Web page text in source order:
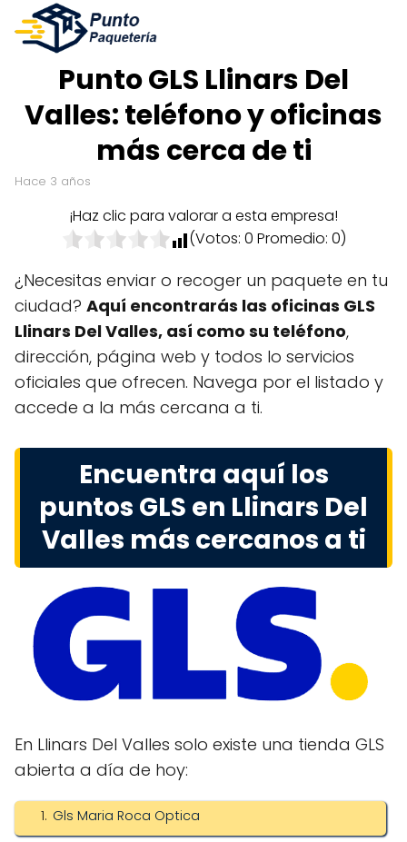
Punto GLS Llinars Del
Valles: teléfono y oficinas
más cerca de ti
hace 3 años
¡Haz clic para valorar a esta empresa!
(Votos: 0 Promedio: 0)
¿Necesitas enviar o recoger un paquete en tu
ciudad? Aquí encontrarás las oficinas GLS
Llinars Del Valles, así como su teléfono,
dirección, página web y todos lo servicios
oficiales que ofrecen. Navega por el listado y
accede a la más cercana a ti.
Encuentra aquí los
puntos GLS en Llinars Del
Valles más cercanos a ti
En Llinars Del Valles solo existe una tienda GLS
abierta a día de hoy:
Gls Maria Roca Optica